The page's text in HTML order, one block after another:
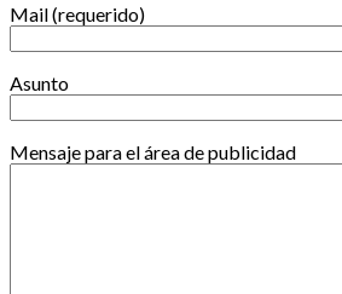
Mail (requerido)
Asunto
Mensaje para el área de publicidad